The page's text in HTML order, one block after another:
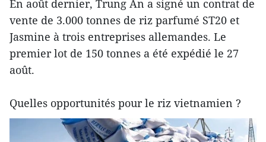
En août dernier, Trung An a signé un contrat de
vente de 3.000 tonnes de riz parfumé ST20 et
Jasmine à trois entreprises allemandes. Le
premier lot de 150 tonnes a été expédié le 27
août.
Quelles opportunités pour le riz vietnamien ?